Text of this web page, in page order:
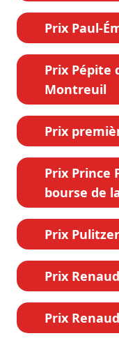
Prix Paul-
Prix Pépite
Montreuil
Prix
Prix Prince
bourse de
Prix Pulitzer
Prix
Prix